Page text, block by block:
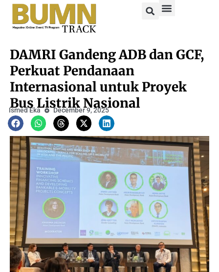
DAMRI Gandeng ADB dan GCF,
Perkuat Pendanaan
Internasional untuk Proyek
Bus Listrik Nasional
Ismed Eka December 9, 2025